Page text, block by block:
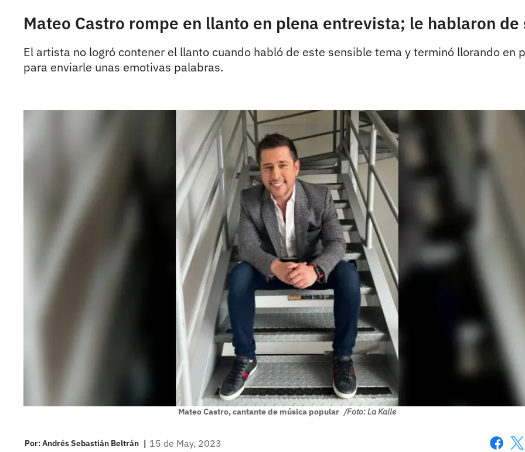
Mateo Castro rompe en llanto en plena entrevista; le hablaron de
El artista no logró contener el llanto cuando habló de este sensible tema y terminó llorando en
para enviarle unas emotivas palabras.
Mateo Castro, cantante de música popular /Foto: La Kalle
Por:Andrés Sebastián Beltrán | 15 de May, 2023